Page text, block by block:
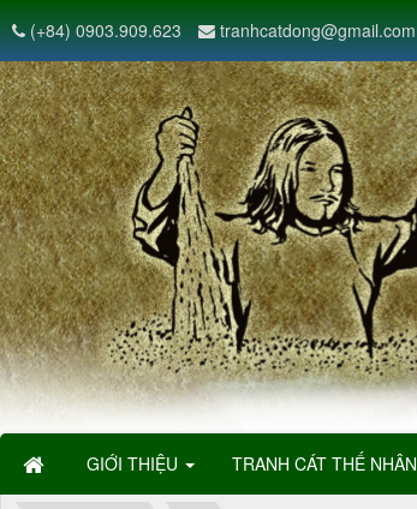
GIỚI THIỆU TRANH CÁT THẾ NHÂN
(+84) 0903.909.623 tranhcatdong@gmail.com